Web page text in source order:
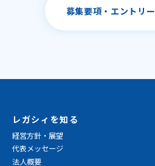
募集要項・ エントリー
レガシィを知る
経営方針・展望
代表メッセージ
法人概要